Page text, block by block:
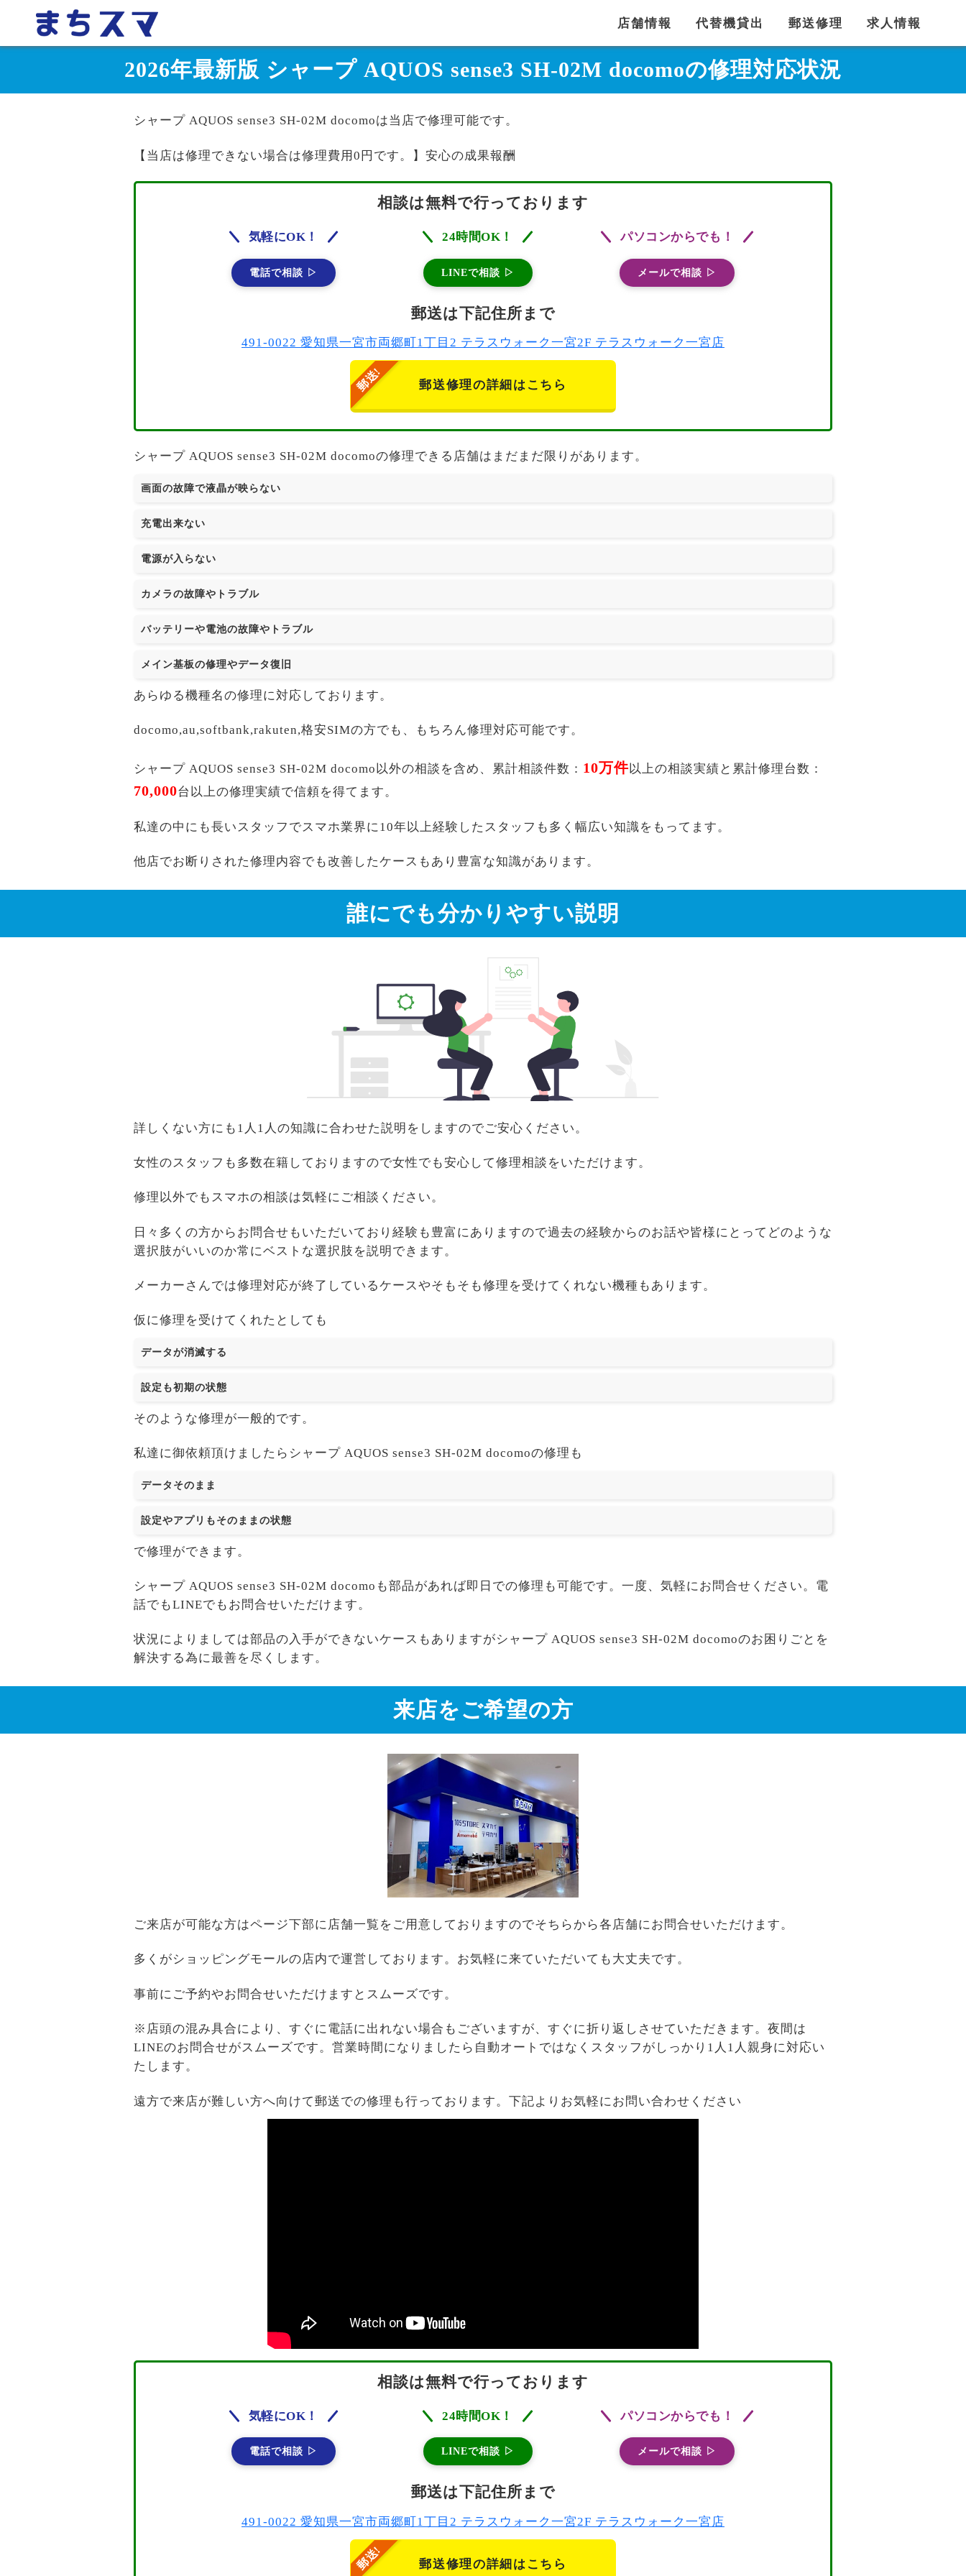
店舗情報 代替機貸出 郵送修理 求人情報
2026年最新版 シャープ AQUOS sense3 SH-02M docomoの修理対応状況
シャープ AQUOS sense3 SH-02M docomoは当店で修理可能です。
【当店は修理できない場合は修理費用0円です。】安心の成果報酬
相談は無料で行っております
気軽にOK！
電話で相談 ▷
24時間OK！
LINEで相談 ▷
パソコンからでも！
メールで相談 ▷
郵送は下記住所まで
491-0022 愛知県一宮市両郷町1丁目2 テラスウォーク一宮2F テラスウォーク一宮店
郵送修理の詳細はこちら
シャープ AQUOS sense3 SH-02M docomoの修理できる店舗はまだまだ限りがあります。
画面の故障で液晶が映らない
充電出来ない
電源が入らない
カメラの故障やトラブル
バッテリーや電池の故障やトラブル
メイン基板の修理やデータ復旧
あらゆる機種名の修理に対応しております。
docomo,au,softbank,rakuten,格安SIMの方でも、もちろん修理対応可能です。
シャープ AQUOS sense3 SH-02M docomo以外の相談を含め、累計相談件数： 10万件以上の相談実績と累計修理台数：
70,000台以上の修理実績で信頼を得てます。
私達の中にも長いスタッフでスマホ業界に10年以上経験したスタッフも多く幅広い知識をもってます。
他店でお断りされた修理内容でも改善したケースもあり豊富な知識があります。
誰にでも分かりやすい説明
詳しくない方にも1人1人の知識に合わせた説明をしますのでご安心ください。
女性のスタッフも多数在籍しておりますので女性でも安心して修理相談をいただけます。
修理以外でもスマホの相談は気軽にご相談ください。
日々多くの方からお問合せもいただいており経験も豊富にありますので過去の経験からのお話や皆様にとってどのような
選択肢がいいのか常にベストな選択肢を説明できます。
メーカーさんでは修理対応が終了しているケースやそもそも修理を受けてくれない機種もあります。
仮に修理を受けてくれたとしても
データが消滅する
設定も初期の状態
そのような修理が一般的です。
私達に御依頼頂けましたらシャープ AQUOS sense3 SH-02M docomoの修理も
データそのまま
設定やアプリもそのままの状態
で修理ができます。
シャープ AQUOS sense3 SH-02M docomoも部品があれば即日での修理も可能です。一度、気軽にお問合せください。電
話でもLINEでもお問合せいただけます。
状況によりましては部品の入手ができないケースもありますがシャープ AQUOS sense3 SH-02M docomoのお困りごとを
解決する為に最善を尽くします。
来店をご希望の方
ご来店が可能な方はページ下部に店舗一覧をご用意しておりますのでそちらから各店舗にお問合せいただけます。
多くがショッピングモールの店内で運営しております。お気軽に来ていただいても大丈夫です。
事前にご予約やお問合せいただけますとスムーズです。
※店頭の混み具合により、すぐに電話に出れない場合もございますが、すぐに折り返しさせていただきます。夜間は
LINEのお問合せがスムーズです。営業時間になりましたら自動オートではなくスタッフがしっかり1人1人親身に対応い
たします。
遠方で来店が難しい方へ向けて郵送での修理も行っております。下記よりお気軽にお問い合わせください
相談は無料で行っております
気軽にOK！
電話で相談 ▷
24時間OK！
LINEで相談 ▷
パソコンからでも！
メールで相談 ▷
郵送は下記住所まで
491-0022 愛知県一宮市両郷町1丁目2 テラスウォーク一宮2F テラスウォーク一宮店
郵送修理の詳細はこちら